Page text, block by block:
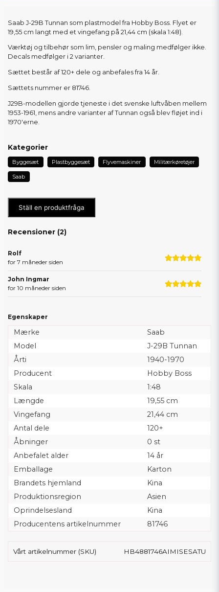
Saab J-29B Tunnan som plastmodel fra Hobby Boss. Flyet er
19,55 cm langt med et vingefang på 21,44 cm (skala 1:48).
Værktøj og tilbehør som lim, pensler og maling medfølger ikke.
Decals medfølger i 2 varianter.
Sættet består af 120+ dele og anbefales fra 14 år.
Sættets nummer er 81746.
J29B-modellen gjorde tjeneste i det svenske luftvåben mellem
1953-1961, mens andre varianter af Tunnan også blev fløjet ind i
1970'erne.
Kategorier
Byggesæt Plastbyggesæt Flyvemaskiner Militærkøretøjer
Saab
Ställ en produktfråga
Recensioner (2)
Rolf
for 7 måneder siden
John Ingmar
for 10 måneder siden
Egenskaper
Mærke
Saab
Model
J-29B Tunnan
Årti
1940-1970
Producent
Hobby Boss
Skala
1:48
Længde
19,55 cm
Vingefang
21,44 cm
Antal dele
120+
Åbninger
0 st
Anbefalet alder
14 år
Emballage
Karton
Brandets hjemland
Kina
Produktionsregion
Asien
Oprindelsesland
Kina
Producentens artikelnummer
81746
Vårt artikelnummer (SKU) HB4881746AIMISESATU